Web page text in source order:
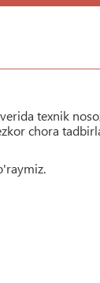
texnik
chora